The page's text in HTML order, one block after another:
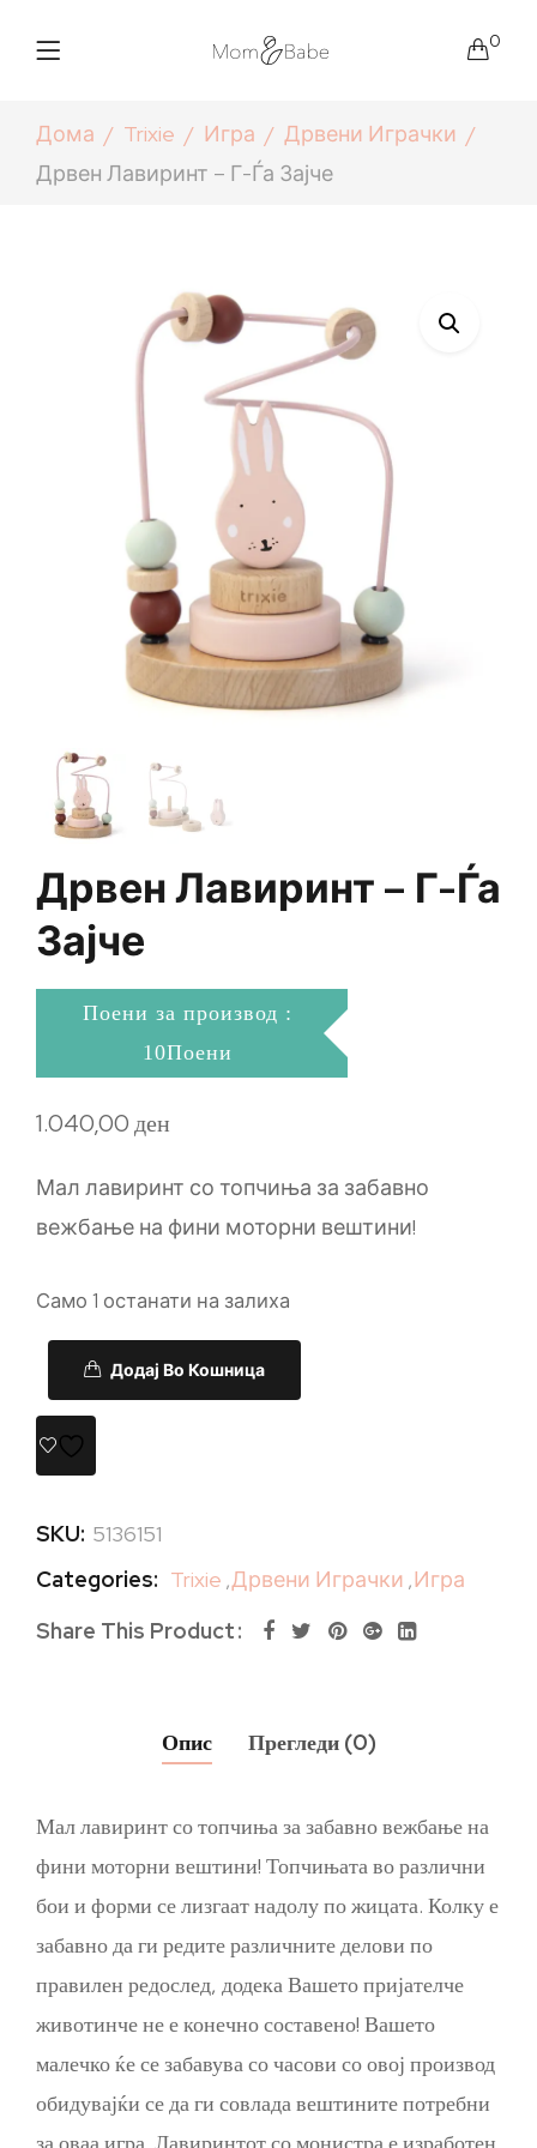
0
Дома Trixie Игра
Дрвени Играчки
Дрвен Лавиринт – Г-Ѓа Зајче
Дрвен Лавиринт – Г-Ѓа
Зајче
Поени за производ :
10Поени
1.040,00ден
Мал лавиринт со топчиња за забавно
вежбање на фини моторни вештини!
Само 1 останати на залиха
Додај Во Кошница
SKU: 5136151
Categories: Trixie ,Дрвени Играчки ,Игра
Share This Product
Опис Прегледи (0)
Мал лавиринт со топчиња за забавно вежбање на
фини моторни вештини! Топчињата во различни
бои и форми се лизгаат надолу по жицата. Колку е
забавно да ги редите различните делови по
правилен редослед, додека Вашето пријателче
животинче не е конечно составено! Вашето
малечко ќе се забавува со часови со овој производ
обидувајќи се да ги совлада вештините потребни